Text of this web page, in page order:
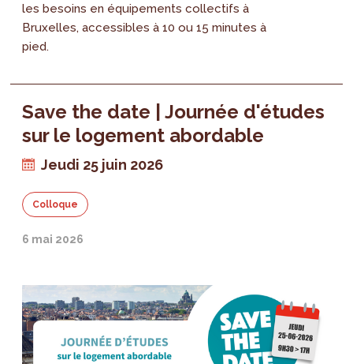
les besoins en équipements collectifs à
Bruxelles, accessibles à 10 ou 15 minutes à
pied.
Save the date | Journée d'études
sur le logement abordable
Jeudi 25 juin 2026
Colloque
6 mai 2026